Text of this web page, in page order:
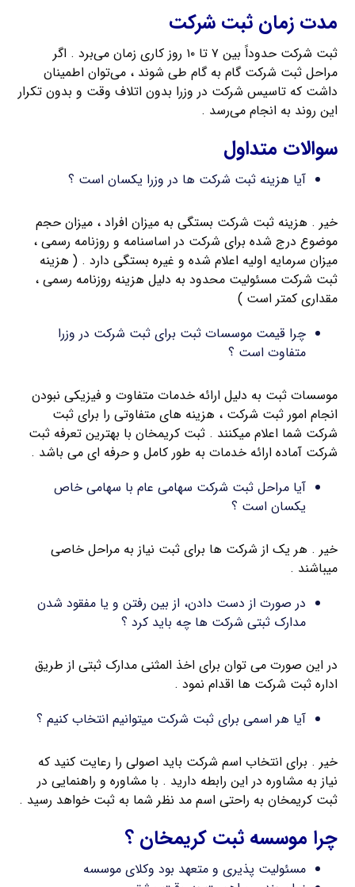
مدت زمان ثبت شرکت
ثبت شرکت حدوداً بین ۷ تا ۱۰ روز کاری زمان می‌برد . اگر
مراحل ثبت شرکت گام به گام طی شوند ، می‌توان اطمینان
داشت که تاسیس شرکت در وزرا بدون اتلاف وقت و بدون تکرار
این روند به انجام می‌رسد .
سوالات متداول
آیا هزینه ثبت شرکت ها در وزرا یکسان است ؟
خیر . هزینه ثبت شرکت بستگی به میزان افراد ، میزان حجم
موضوع درج شده برای شرکت در اساسنامه و روزنامه رسمی ،
میزان سرمایه اولیه اعلام شده و غیره بستگی دارد . ( هزینه
ثبت شرکت مسئولیت محدود به دلیل هزینه روزنامه رسمی ،
مقداری کمتر است )
چرا قیمت موسسات ثبت برای ثبت شرکت در وزرا
متفاوت است ؟
موسسات ثبت به دلیل ارائه خدمات متفاوت و فیزیکی نبودن
انجام امور ثبت شرکت ، هزینه های متفاوتی را برای ثبت
شرکت شما اعلام میکنند . ثبت کریمخان با بهترین تعرفه ثبت
شرکت آماده ارائه خدمات به طور کامل و حرفه ای می باشد .
آیا مراحل ثبت شرکت سهامی عام با سهامی خاص
یکسان است ؟
خیر . هر یک از شرکت ها برای ثبت نیاز به مراحل خاصی
میباشند .
در صورت از دست دادن، از بین رفتن و یا مفقود شدن
مدارک ثبتی شرکت ها چه باید کرد ؟
در این صورت می توان برای اخذ المثنی مدارک ثبتی از طریق
اداره ثبت شرکت ها اقدام نمود .
آیا هر اسمی برای ثبت شرکت میتوانیم انتخاب کنیم ؟
خیر . برای انتخاب اسم شرکت باید اصولی را رعایت کنید که
نیاز به مشاوره در این رابطه دارید . با مشاوره و راهنمایی در
ثبت کریمخان به راحتی اسم مد نظر شما به ثبت خواهد رسید .
چرا موسسه ثبت کریمخان ؟
مسئولیت پذیری و متعهد بود وکلای موسسه